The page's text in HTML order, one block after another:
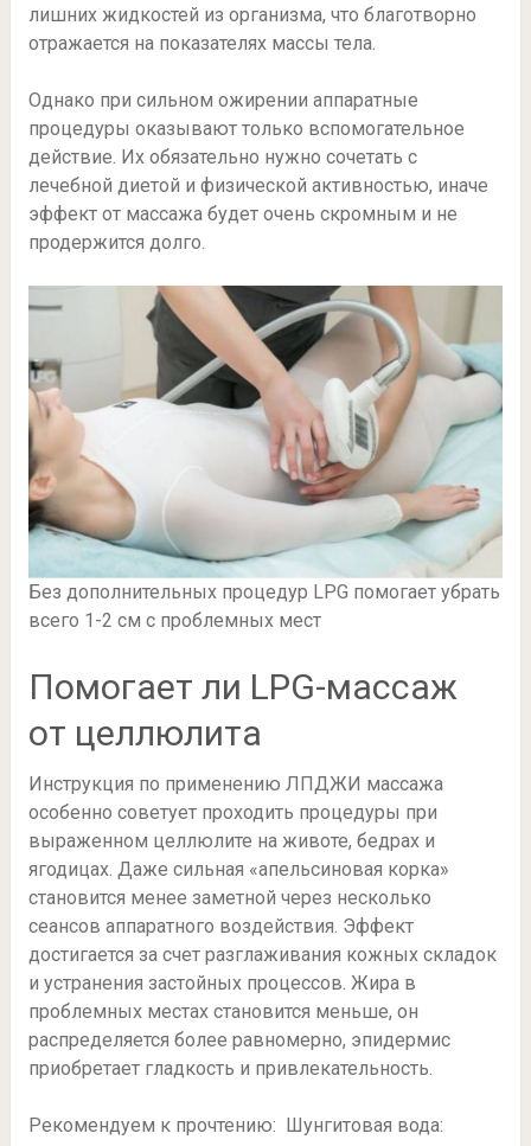
лишних жидкостей из организма, что благотворно
отражается на показателях массы тела.
Однако при сильном ожирении аппаратные
процедуры оказывают только вспомогательное
действие. Их обязательно нужно сочетать с
лечебной диетой и физической активностью, иначе
эффект от массажа будет очень скромным и не
продержится долго.
Без дополнительных процедур LPG помогает убрать
всего 1-2 см с проблемных мест
Помогает ли LPG-массаж
от целлюлита
Инструкция по применению ЛПДЖИ массажа
особенно советует проходить процедуры при
выраженном целлюлите на животе, бедрах и
ягодицах. Даже сильная «апельсиновая корка»
становится менее заметной через несколько
сеансов аппаратного воздействия. Эффект
достигается за счет разглаживания кожных складок
и устранения застойных процессов. Жира в
проблемных местах становится меньше, он
распределяется более равномерно, эпидермис
приобретает гладкость и привлекательность.
Рекомендуем к прочтению: Шунгитовая вода: